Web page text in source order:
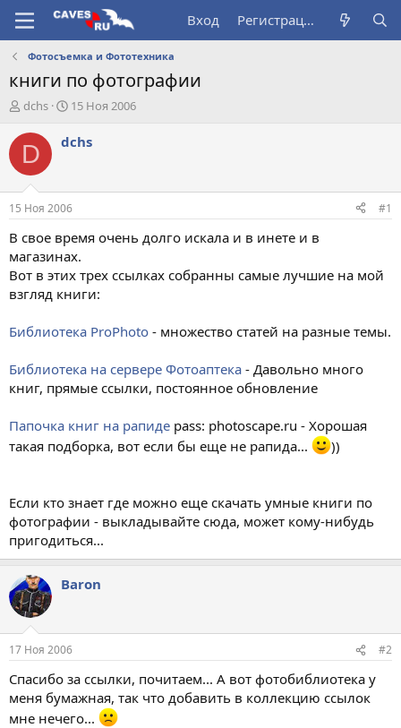
Вход Регистрация
Фотосъемка и Фототехника
книги по фотографии
А
т
о
т
е
м
ы
dchs
Д
т
ч
а
л
15 Ноя 2006
D dchs
15 Ноя 2006 #1
В свое время очень долго искала и в инете и в
магазинах.
Вот в этих трех ссылках собранны самые лучшие на мой
взгляд книги:
Библиотека ProPhoto - множество статей на разные темы.
Библиотека на сервере Фотоаптека - Давольно много
книг, прямые ссылки, постоянное обновление
Папочка книг на рапиде pass: photoscape.ru - Хорошая
такая подборка, вот если бы еще не рапида...
))
Если кто знает где можно еще скачать умные книги по
фотографии - выкладывайте сюда, может кому-нибудь
пригодиться...
Baron
17 Ноя 2006 #2
Спасибо за ссылки, почитаем... А вот фотобиблиотека у
меня бумажная, так что добавить в коллекцию ссылок
мне нечего...